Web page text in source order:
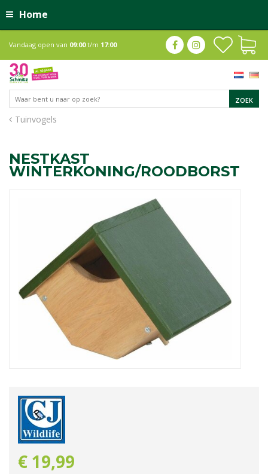
Home
Tuinvogels
Vandaag open van 09:00t/m 17:00
NESTKAST
WINTERKONING/ROODBORST
€ 19,99